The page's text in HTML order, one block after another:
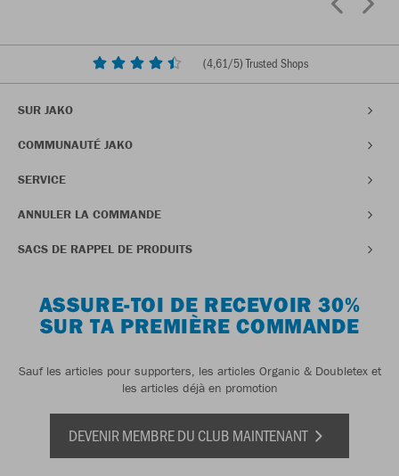
(4,61/5) Trusted Shops
SUR JAKO
COMMUNAUTÉ JAKO
SERVICE
ANNULER LA COMMANDE
SACS DE RAPPEL DE PRODUITS
ASSURE-TOI DE RECEVOIR 30%
SUR TA PREMIÈRE COMMANDE
Sauf les articles pour supporters, les articles Organic & Doubletex et
les articles déjà en promotion
DEVENIR MEMBRE DU CLUB MAINTENANT